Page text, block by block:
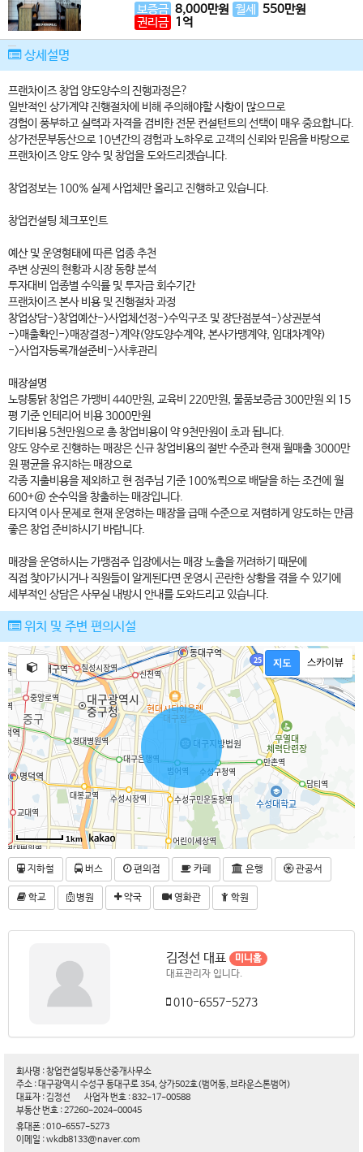
보증금 8,000만원 월세 550만원
권리금 1 억
상세설명
프랜차이즈 창업 양도양수의 진행과정은?
일반적인 상가계약 진행절차에 비해 주의해야할 사항이 많으므로
경험이 풍부하고 실력과 자격을 겸비한 전문 컨설턴트의 선택이 매우 중요합니다.
상가전문부동산으로 10년간의 경험과 노하우로 고객의 신뢰와 믿음을 바탕으로
프랜차이즈 양도 양수 및 창업을 도와드리겠습니다.
창업정보는 100% 실제 사업체만 올리고 진행하고 있습니다.
창업컨설팅 체크포인트
예산 및 운영형태에 따른 업종 추천
주변 상권의 현황과 시장 동향 분석
투자대비 업종별 수익률 및 투자금 회수기간
프랜차이즈 본사 비용 및 진행절차 과정
창업상담->창업예산->사업체선정->수익구조 및 장단점분석->상권분석
->매출확인->매장결정->계약(양도양수계약, 본사가맹계약, 임대차계약)
->사업자등록개설준비->사후관리
매장설명
노랑통닭 창업은 가맹비 440만원, 교육비 220만원, 물품보증금 300만원 외 15
평 기준 인테리어 비용 3000만원
기타비용 5천만원으로 총 창업비용이 약 9천만원이 초과 됩니다.
양도 양수로 진행하는 매장은 신규 창업비용의 절반 수준과 현재 월매출 3000만
원 평균을 유지하는 매장으로
각종 지출비용을 제외하고 현 점주님 기준 100%퀵으로 배달을 하는 조건에 월
600+@ 순수익을 창출하는 매장입니다.
타지역 이사 문제로 현재 운영하는 매장을 급매 수준으로 저렴하게 양도하는 만큼
좋은 창업 준비하시기 바랍니다.
매장을 운영하시는 가맹점주 입장에서는 매장 노출을 꺼려하기 때문에
직접 찾아가시거나 직원들이 알게된다면 운영시 곤란한 상황을 겪을 수 있기에
세부적인 상담은 사무실 내방시 안내를 도와드리고 있습니다.
위치 및 주변 편의시설
1km
지하철 버스 편의점 카페 은행 관공서
학교 병원 약국 영화관 학원
김정선 대표 미니홈
대표관리자 입니다.
010-6557-5273
회사명 : 창업컨설팅부동산중개사무소
주소 : 대구광역시 수성구 동대구로 354, 상가502호(범어동, 브라운스톤범어)
대표자 : 김정선
사업자 번호 : 832-17-00588
부동산 번호 : 27260-2024-00045
휴대폰 : 010-6557-5273
이메일 : wkdb8133@naver.com